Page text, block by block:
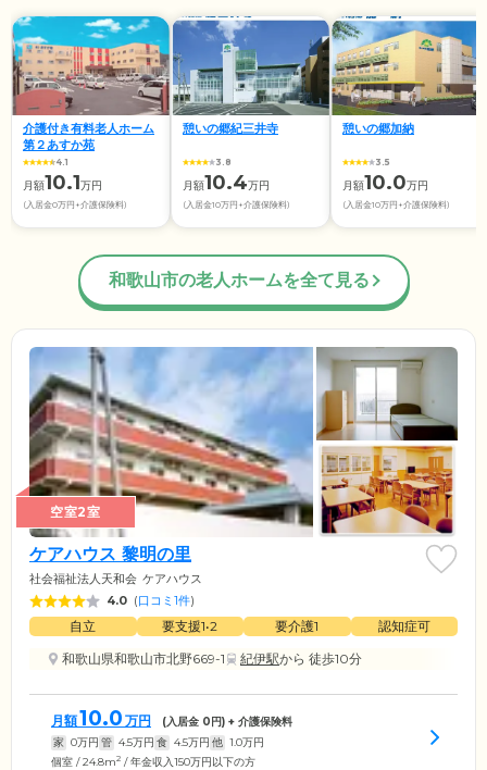
介護付き有料老人ホーム
第２あすか苑
4.1
月額10.1万円
(入居金0万円+介護保険料)
憩いの郷紀三井寺
3.8
月額10.4万円
(入居金10万円+介護保険料)
憩いの郷加納
3.5
月額10.0万円
(入居金10万円+介護保険料)
和歌山市の老人ホームを全て見る
空室2室
ケアハウス 黎明の里
社会福祉法人天和会 ケアハウス
4.0 (口コミ1件)
自立 要支援1•2 要介護1
認知症可
和歌山県和歌山市北野669-1
紀伊駅から 徒歩10分
月額10.0 万円 (入居金 0円) + 介護保険料
家 0万円 管 4.5万円 食 4.5万円 他 1.0万円
個室 / 24.8m2 / 年金収入150万円以下の方